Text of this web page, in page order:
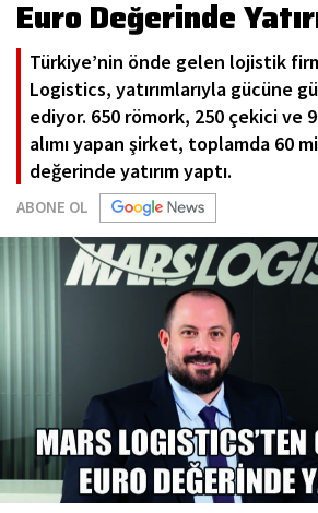
Euro Değerinde
Türkiye’nin önde gelen lojistik
Logistics, yatırımlarıyla gücüne
ediyor. 650 römork, 250 çekici ve
alımı yapan şirket, toplamda 60
değerinde yatırım yaptı.
ABONE OL